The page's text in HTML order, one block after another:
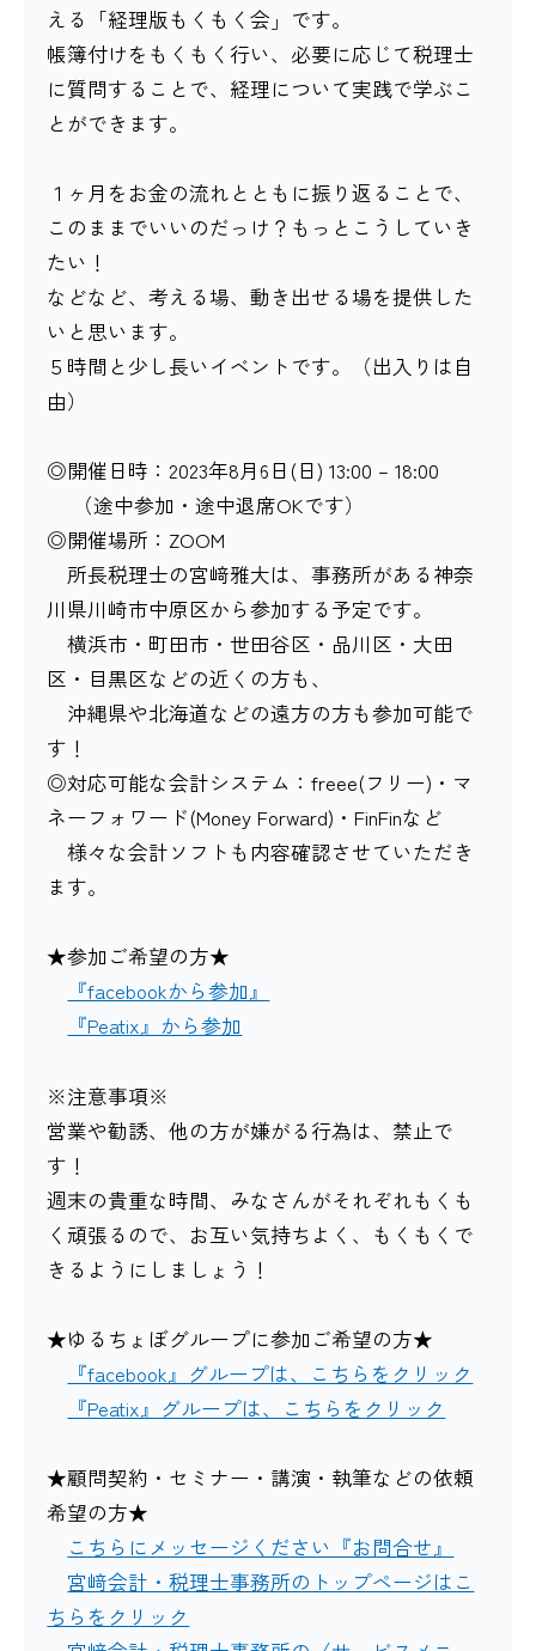
える「経理版もくもく会」です。
帳簿付けをもくもく行い、必要に応じて税理士
に質問することで、経理について実践で学ぶこ
とができます。
１ヶ月をお金の流れとともに振り返ることで、
このままでいいのだっけ？もっとこうしていき
たい！
などなど、考える場、動き出せる場を提供した
いと思います。
５時間と少し長いイベントです。（出入りは自
由）
◎開催日時：2023年8月6日(日) 13:00 – 18:00
（途中参加・途中退席OKです）
◎開催場所：ZOOM
所長税理士の宮﨑雅大は、事務所がある神奈
川県川崎市中原区から参加する予定です。
横浜市・町田市・世田谷区・品川区・大田
区・目黒区などの近くの方も、
沖縄県や北海道などの遠方の方も参加可能で
す！
◎対応可能な会計システム：freee(フリー)・マ
ネーフォワード(Money Forward)・FinFinなど
様々な会計ソフトも内容確認させていただき
ます。
★参加ご希望の方★
『facebookから参加』
『Peatix』から参加
※注意事項※
営業や勧誘、他の方が嫌がる行為は、禁止で
す！
週末の貴重な時間、みなさんがそれぞれもくも
く頑張るので、お互い気持ちよく、もくもくで
きるようにしましょう！
★ゆるちょぼグループに参加ご希望の方★
『facebook』グループは、こちらをクリック
『Peatix』グループは、こちらをクリック
★顧問契約・セミナー・講演・執筆などの依頼
希望の方★
こちらにメッセージください『お問合せ』
宮﨑会計・税理士事務所のトップページはこ
ちらをクリック